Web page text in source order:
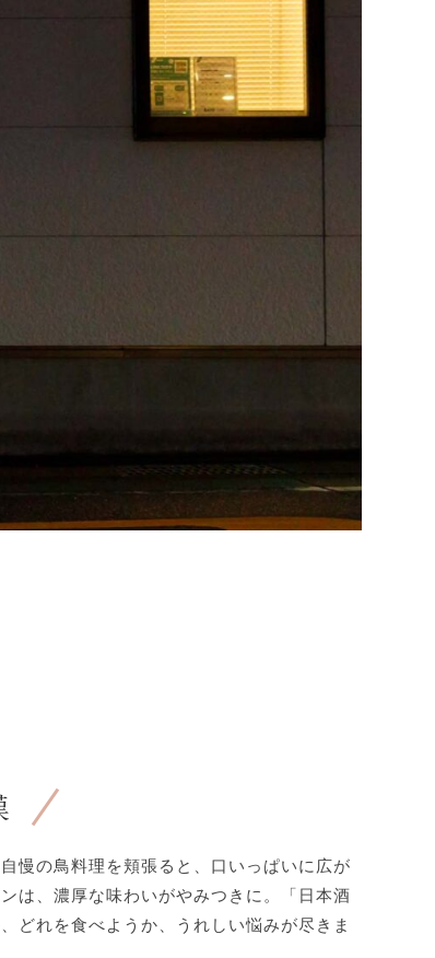
慢の鳥料理を頬張ると、口いっぱいに広が
は、濃厚な味わいがやみつきに。「日本酒
どれを食べようか、うれしい悩みが尽きま